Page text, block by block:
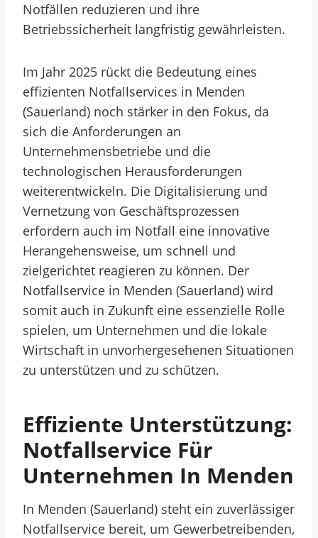
Notfällen reduzieren und ihre
Betriebssicherheit langfristig gewährleisten.
Im Jahr 2025 rückt die Bedeutung eines
effizienten Notfallservices in Menden
(Sauerland) noch stärker in den Fokus, da
sich die Anforderungen an
Unternehmensbetriebe und die
technologischen Herausforderungen
weiterentwickeln. Die Digitalisierung und
Vernetzung von Geschäftsprozessen
erfordern auch im Notfall eine innovative
Herangehensweise, um schnell und
zielgerichtet reagieren zu können. Der
Notfallservice in Menden (Sauerland) wird
somit auch in Zukunft eine essenzielle Rolle
spielen, um Unternehmen und die lokale
Wirtschaft in unvorhergesehenen Situationen
zu unterstützen und zu schützen.
Effiziente Unterstützung:
Notfallservice Für
Unternehmen In Menden
In Menden (Sauerland) steht ein zuverlässiger
Notfallservice bereit, um Gewerbetreibenden,